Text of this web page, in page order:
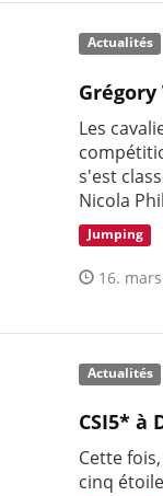
Actualités
Les
s'est
Nicola
Jumping
16.
Actualités
CSI5* à
Cette
cinq